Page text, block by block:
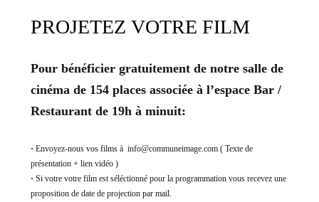
PROJETEZ VOTRE FILM
Pour bénéficier gratuitement de notre salle de
cinéma de 154 places associée à l’espace Bar /
Restaurant de 19h à minuit:
· Envoyez-nous vos films à info@communeimage.com ( Texte de
présentation + lien vidéo )
· Si votre votre film est séléctionné pour la programmation vous recevez une
proposition de date de projection par mail.